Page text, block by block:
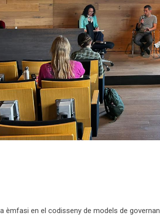
èmfasi en el codisseny de models de